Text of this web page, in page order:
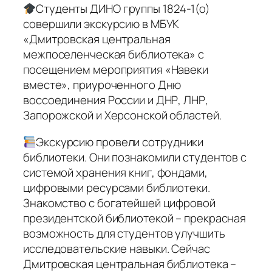
Студенты ДИНО группы 1824-1(о)
совершили экскурсию в МБУК
«Дмитровская центральная
межпоселенческая библиотека» с
посещением мероприятия «Навеки
вместе», приуроченного Дню
воссоединения России и ДНР, ЛНР,
Запорожской и Херсонской областей.
Экскурсию провели сотрудники
библиотеки. Они познакомили студентов с
системой хранения книг, фондами,
цифровыми ресурсами библиотеки.
Знакомство с богатейшей цифровой
президентской библиотекой – прекрасная
возможность для студентов улучшить
исследовательские навыки. Сейчас
Дмитровская центральная библиотека –